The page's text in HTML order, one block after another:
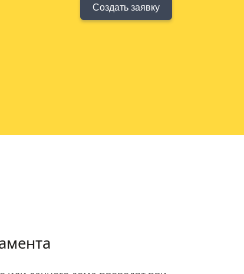
Создать заявку